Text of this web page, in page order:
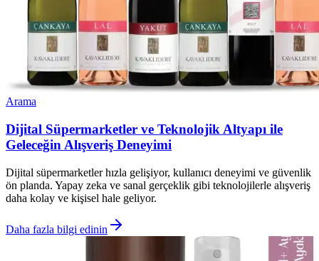
Arama
Dijital Süpermarketler ve Teknolojik Altyapı ile
Geleceğin Alışveriş Deneyimi
Dijital süpermarketler hızla gelişiyor, kullanıcı deneyimi ve güvenlik
ön planda. Yapay zeka ve sanal gerçeklik gibi teknolojilerle alışveriş
daha kolay ve kişisel hale geliyor.
Daha fazla bilgi edinin